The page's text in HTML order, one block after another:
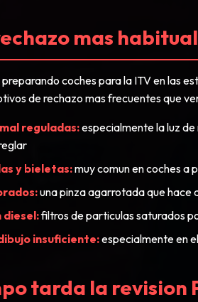
mas
coches para la ITV en las
de rechazo mas frecuentes que
reguladas:especialmente la luz
y bieletas:muy comun en coches
una pinza agarrotada que hace
diesel:filtros de particulas saturados
insuficiente:especialmente en
tarda la revision